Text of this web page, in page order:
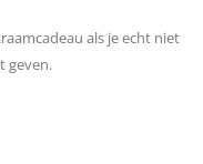
als je echt niet
geven.